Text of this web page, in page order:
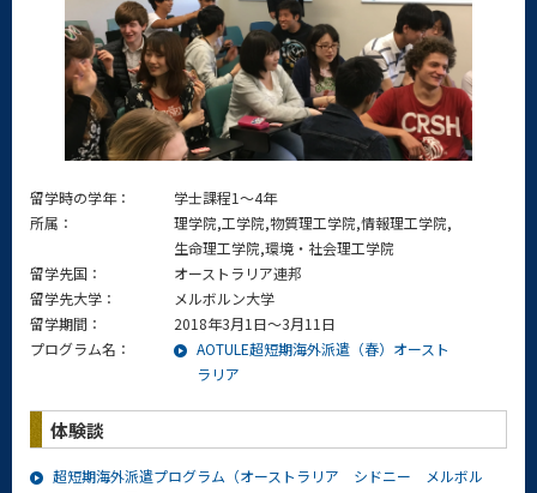
留学時の学年：
学士課程1～4年
所属：
理学院,工学院,物質理工学院,情報理工学院,
生命理工学院,環境・社会理工学院
留学先国：
オーストラリア連邦
留学先大学：
メルボルン大学
留学期間：
2018年3月1日～3月11日
プログラム名：
AOTULE超短期海外派遣（春）オースト
ラリア
体験談
超短期海外派遣プログラム（オーストラリア シドニー メルボル